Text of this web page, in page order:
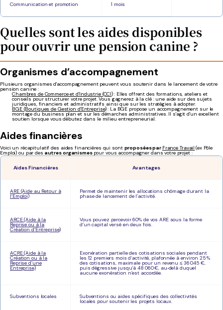
Communication et promotion 1 mois
Quelles sont les aides disponibles
pour ouvrir une pension canine ?
Organismes d’accompagnement
Plusieurs organismes d'accompagnement peuvent vous soutenir dans le lancement de votre
pension canine :
Chambres de Commerce et d'Industrie (CCI): Elles offrent des formations, ateliers et
conseils pour structurer votre projet. Vous gagnerez à la clé : une aide sur des sujets
juridiques, financiers et administratifs ainsi que sur les stratégies à adopter.
BGE (Boutiques de Gestion d'Entreprise): La BGE propose un accompagnement sur le
montage du business plan et sur les démarches administratives. Il s'agit d'un excellent
soutien lorsque vous débutez dans le milieu entrepreneurial.
Aides financières
Voici un récapitulatif des aides financières qui sont proposées par France Travail (ex Pôle
Emploi) ou par des autres organismes pour vous accompagner dans votre projet :
Aides Financières Avantages
ARE (Aide au Retour à
l’Emploi)
Permet de maintenir les allocations chômage durant la
phase de lancement de l’activité.
ARCE (Aide à la
Reprise ou à la
Création d’Entreprise)
Vous pouvez percevoir 60% de vos ARE sous la forme
d’un capital versé en deux fois.
ACRE (Aide à la
Création ou à la
Reprise d’une
Entreprise)
Exonération partielle des cotisations sociales pendant
les 12 premiers mois d’activité, plafonnée à environ 25 %
des cotisations, maximale pour un revenu ≤ 36 045 €,
puis dégressive jusqu’à 48 060 €, au‑delà duquel
aucune exonération n’est accordée.
Subventions locales Subventions ou aides spécifiques des collectivités
locales pour soutenir les projets locaux.